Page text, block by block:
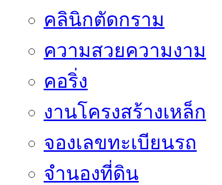
คลินิกตัดกราม
ความสวยความงาม
คอริ่ง
งานโครงสร้างเหล็ก
จองเลขทะเบียนรถ
จำนองที่ดิน